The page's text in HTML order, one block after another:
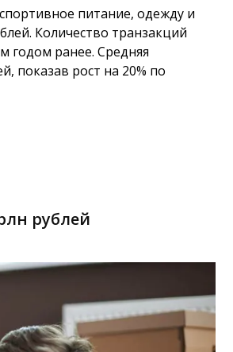
питание, одежду и
Количество транзакций
годом ранее. Средняя
показав рост на 20% по
рублей